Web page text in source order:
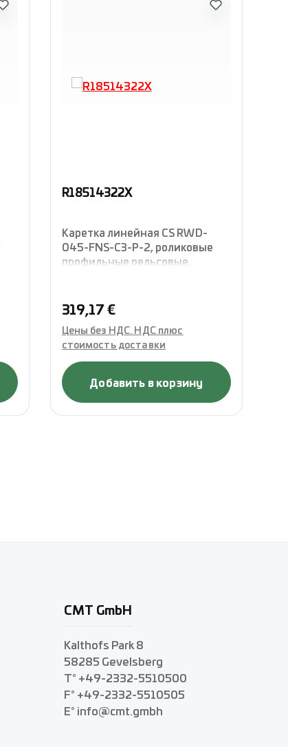
R18514322X
Каретка линейная CS RWD-
045-FNS-C3-P-2, роликовые
профильные рельсовые
длины, без сепаратора,
укомплектованная
уплотнениями, Rexroth
Обычная цена:
319,17 €
Цены без НДС. НДС плюс
стоимость доставки
Добавить в корзину
CMT GmbH
Kalthofs Park 8
58285 Gevelsberg
T° +49-2332-5510500
F° +49-2332-5510505
E° info@cmt.gmbh